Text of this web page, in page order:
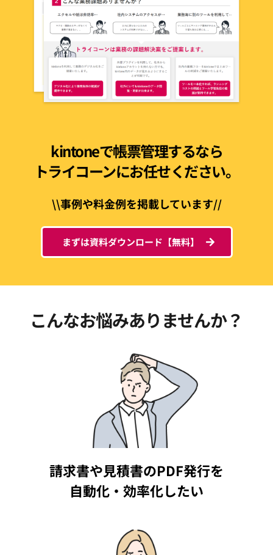
kintoneで帳票管理するなら
トライコーンにお任せください。
\\事例や料金例を掲載しています//
まずは資料ダウンロード【無料】
こんなお悩みありませんか？
請求書や見積書のPDF発行を
自動化・効率化したい